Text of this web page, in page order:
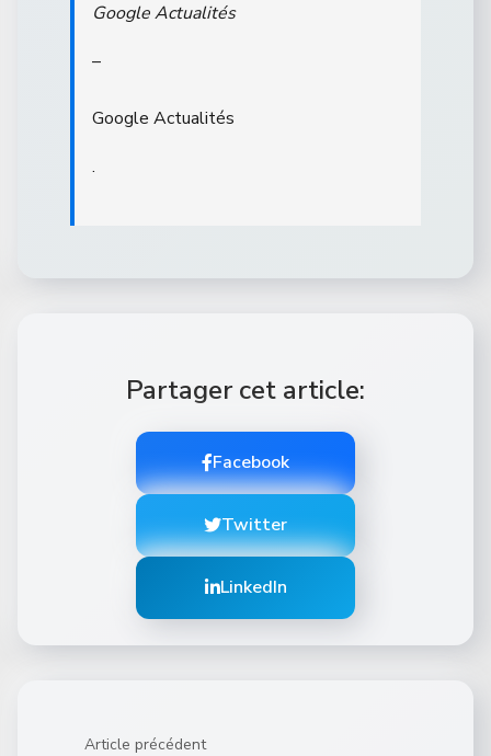
Google Actualités
–
Google Actualités
.
Partager cet article:
Facebook
Twitter
LinkedIn
Article précédent